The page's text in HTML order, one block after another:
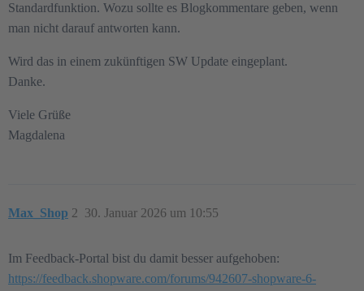
Standardfunktion. Wozu sollte es Blogkommentare geben, wenn
man nicht darauf antworten kann.
Wird das in einem zukünftigen SW Update eingeplant.
Danke.
Viele Grüße
Magdalena
Max_Shop 30. Januar 2026 um 10:55
2
Im Feedback-Portal bist du damit besser aufgehoben:
https://feedback.shopware.com/forums/942607-shopware-6-